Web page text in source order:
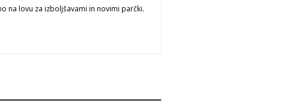
na lovu za izboljšavami in novimi parčki.